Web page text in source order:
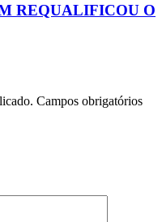
REQUALIFICOU O
Campos obrigatórios